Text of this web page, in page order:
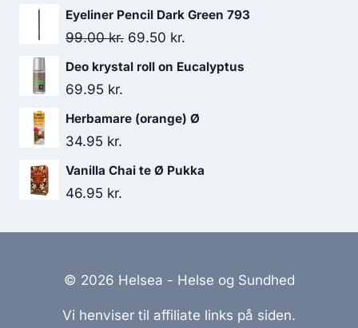
oprindelige
pris
aktuelle
Eyeliner Pencil Dark Green 793
99.00kr. Den
oprindelige
69.50 kr.
aktuelle
Deo krystal roll on Eucalyptus
69.95 kr.
Herbamare (orange) Ø
34.95 kr.
Vanilla Chai te Ø Pukka
46.95 kr.
© 2026 Helsea - Helse og Sundhed
Vi henviser til affiliate links på siden.